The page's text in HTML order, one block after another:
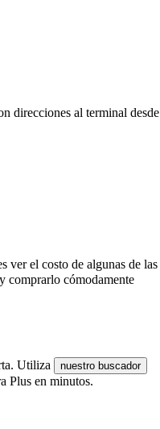
direcciones al terminal desde
ver el costo de algunas de las
comprarlo cómodamente
Utiliza nuestro buscador
Plus en minutos.